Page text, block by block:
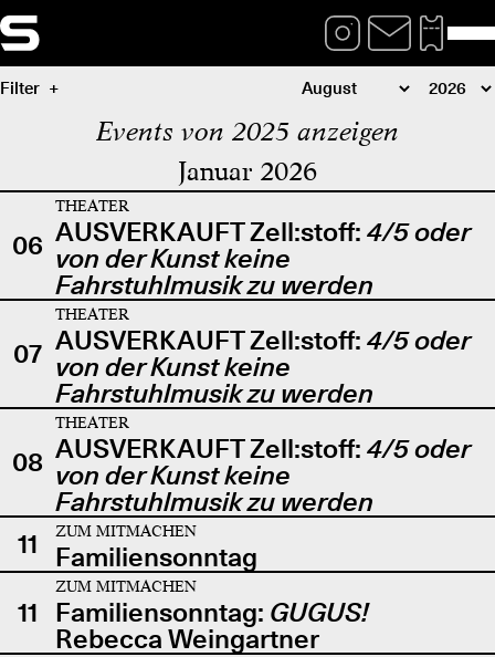
Filter
Events von 2025 anzeigen
Januar 2026
06
THEATER
AUSVERKAUFT Zell:stoff: 4/5 oder
von der Kunst keine
Fahrstuhlmusik zu werden
07
THEATER
AUSVERKAUFT Zell:stoff: 4/5 oder
von der Kunst keine
Fahrstuhlmusik zu werden
08
THEATER
AUSVERKAUFT Zell:stoff: 4/5 oder
von der Kunst keine
Fahrstuhlmusik zu werden
11
ZUM MITMACHEN
Familiensonntag
11
ZUM MITMACHEN
Familiensonntag: GUGUS!
Rebecca Weingartner